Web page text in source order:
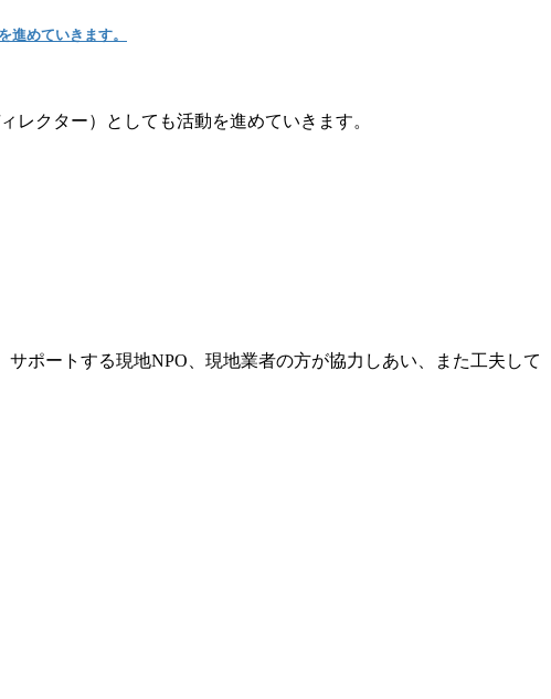
めていきます。
クター）としても活動を進めていきます。
ポートする現地NPO、現地業者の方が協力しあい、また工夫して